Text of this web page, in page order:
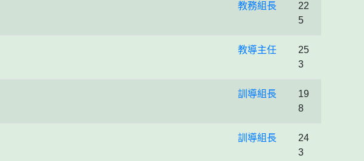
教務組長
22
5
教導主任
25
3
訓導組長
19
8
訓導組長
24
3